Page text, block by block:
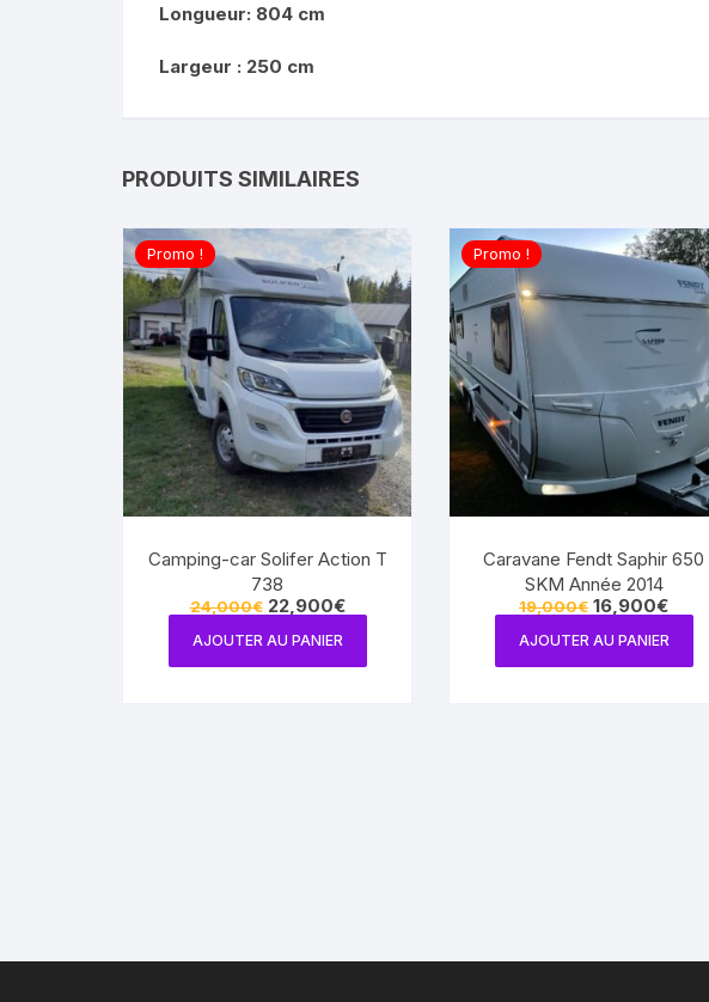
Longueur: 804 cm
Largeur : 250 cm
PRODUITS SIMILAIRES
Promo !
Camping-car Solifer Action T
738
24,000€ Le
prix
initial
22,900€Le
prix
AJOUTER AU PANIER
Promo !
Caravane Fendt Saphir 650
SKM Année 2014
19,000€ Le
prix
initial
16,900€Le
prix
actuel
AJOUTER AU PANIER